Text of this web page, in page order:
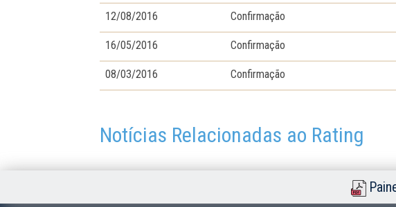
12/08/2016 Confirmação
16/05/2016 Confirmação
08/03/2016 Confirmação
Notícias Relacionadas ao Rating